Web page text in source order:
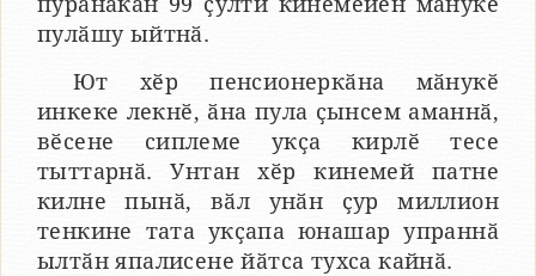
пулӑшу ыйтнӑ.
Ют хӗр пенсионеркӑна мӑнукӗ
инкеке лекнӗ, ӑна пула ҫынсем аманнӑ,
вӗсене сиплеме укҫа кирлӗ тесе
тыттарнӑ. Унтан хӗр кинемей патне
килне пынӑ, вӑл унӑн ҫур миллион
тенкине тата укҫапа юнашар упраннӑ
ылтӑн япалисене йӑтса тухса кайнӑ.